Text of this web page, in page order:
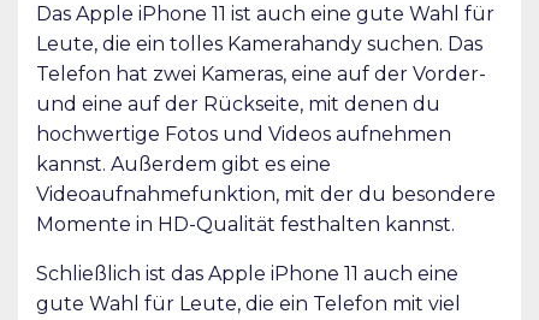
Das Apple iPhone 11 ist auch eine gute Wahl für
Leute, die ein tolles Kamerahandy suchen. Das
Telefon hat zwei Kameras, eine auf der Vorder-
und eine auf der Rückseite, mit denen du
hochwertige Fotos und Videos aufnehmen
kannst. Außerdem gibt es eine
Videoaufnahmefunktion, mit der du besondere
Momente in HD-Qualität festhalten kannst.
Schließlich ist das Apple iPhone 11 auch eine
gute Wahl für Leute, die ein Telefon mit viel